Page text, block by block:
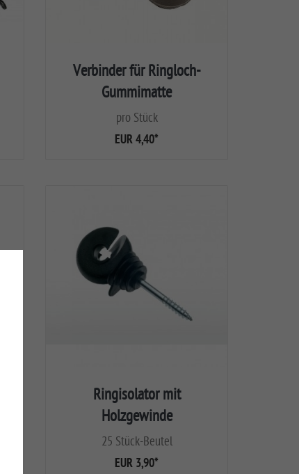
Verbinder für Ringloch-
Gummimatte
pro Stück
EUR 4,40*
Ringisolator mit
Holzgewinde
25 Stück-Beutel
EUR 3,90*